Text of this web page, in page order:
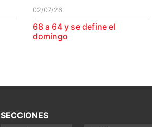
02/07/26
68 a 64 y se define el
domingo
SECCIONES